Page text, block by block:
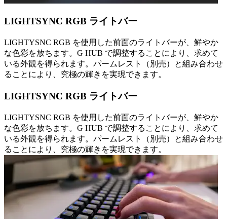
LIGHTSYNC RGB ライトバー
LIGHTYSNC RGB を使用した前面のライトバーが、鮮やか
な色彩を放ちます。G HUB で調整することにより、求めて
いる外観を得られます。パームレスト（別売）と組み合わせ
ることにより、究極の輝きを実現できます。
LIGHTSYNC RGB ライトバー
LIGHTYSNC RGB を使用した前面のライトバーが、鮮やか
な色彩を放ちます。G HUB で調整することにより、求めて
いる外観を得られます。パームレスト（別売）と組み合わせ
ることにより、究極の輝きを実現できます。